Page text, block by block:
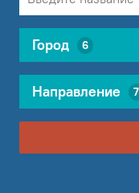
Город 6
Направление 7